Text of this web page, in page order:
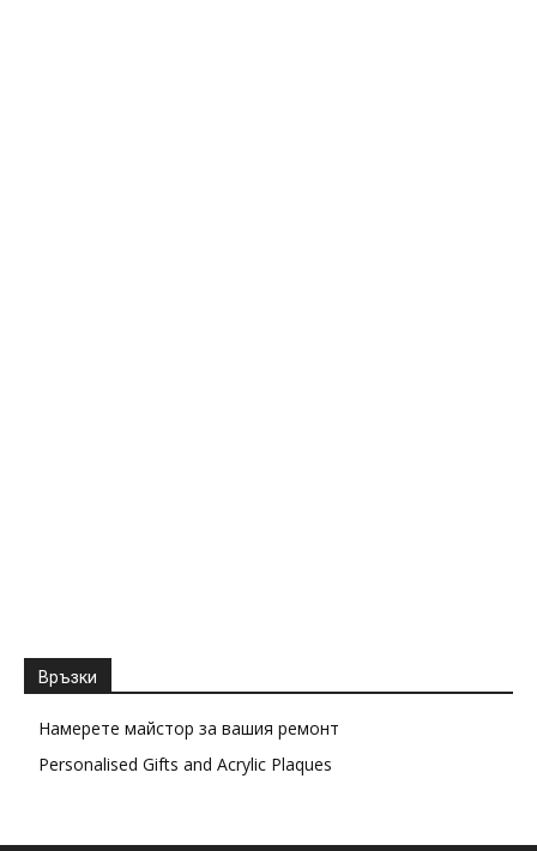
Връзки
Намерете майстор за вашия ремонт
Personalised Gifts and Acrylic Plaques